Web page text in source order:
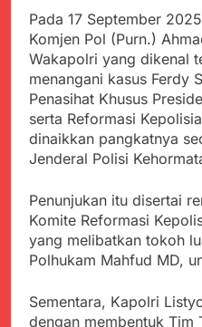
Pada 17 September
Komjen Pol (Purn.)
Wakapolri yang dikenal
menangani kasus Ferdy
Penasihat Khusus
serta Reformasi
dinaikkan pangkatnya
Jenderal Polisi
Penunjukan itu disertai
Komite Reformasi
yang melibatkan tokoh
Polhukam Mahfud MD,
Sementara, Kapolri
dengan membentuk Tim